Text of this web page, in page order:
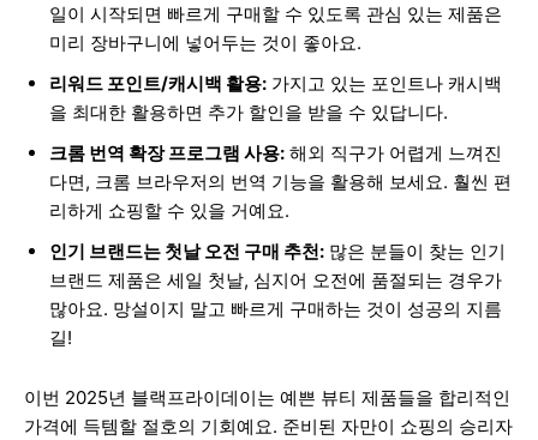
일이 시작되면 빠르게 구매할 수 있도록 관심 있는 제품은
미리 장바구니에 넣어두는 것이 좋아요.
리워드 포인트/캐시백 활용: 가지고 있는 포인트나 캐시백
을 최대한 활용하면 추가 할인을 받을 수 있답니다.
크롬 번역 확장 프로그램 사용: 해외 직구가 어렵게 느껴진
다면, 크롬 브라우저의 번역 기능을 활용해 보세요. 훨씬 편
리하게 쇼핑할 수 있을 거예요.
인기 브랜드는 첫날 오전 구매 추천: 많은 분들이 찾는 인기
브랜드 제품은 세일 첫날, 심지어 오전에 품절되는 경우가
많아요. 망설이지 말고 빠르게 구매하는 것이 성공의 지름
길!
이번 2025년 블랙프라이데이는 예쁜 뷰티 제품들을 합리적인
가격에 득템할 절호의 기회예요. 준비된 자만이 쇼핑의 승리자